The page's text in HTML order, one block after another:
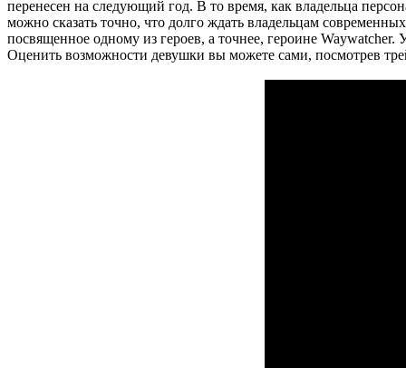
перенесен на следующий год. В то время, как владельца
можно сказать точно, что долго ждать владельцам
посвященное одному из героев, а точнее, героине
Оценить возможности девушки вы можете сами, посмотрев